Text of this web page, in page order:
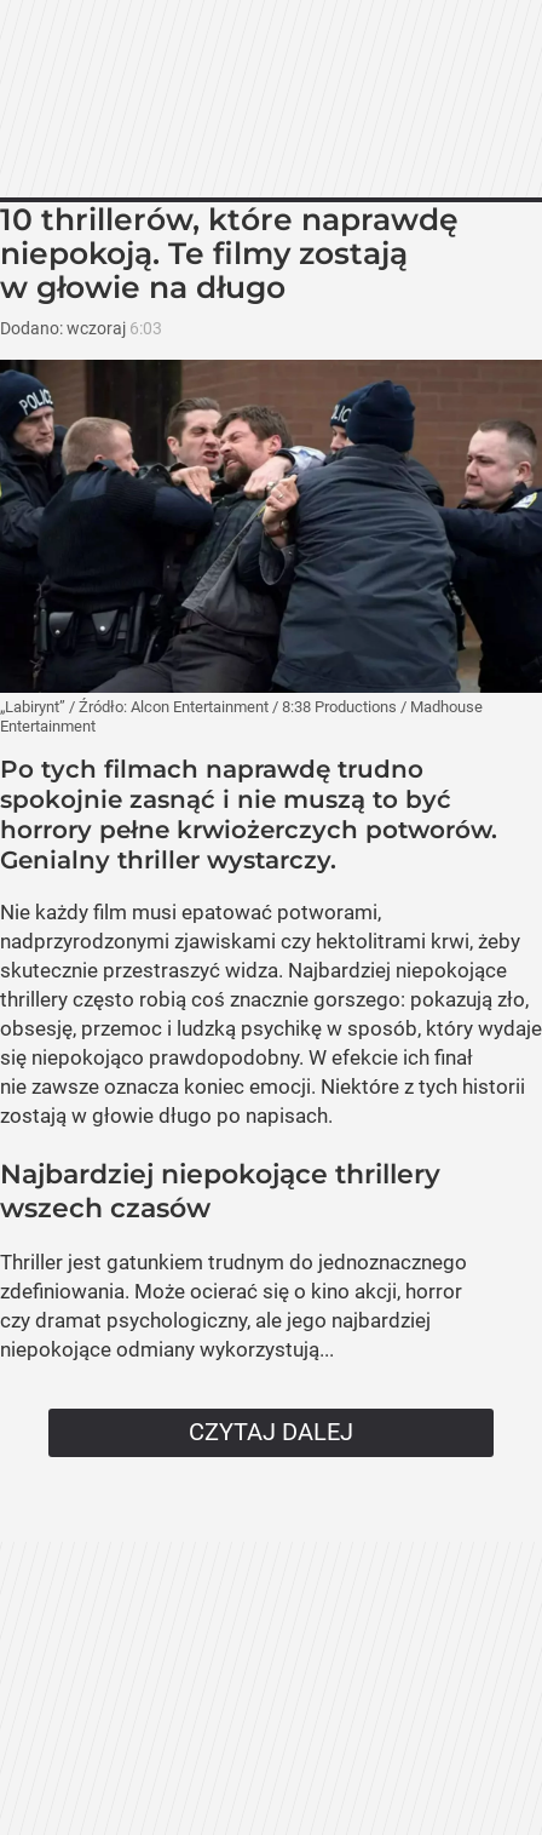
10 thrillerów, które naprawdę
niepokoją. Te filmy zostają
w głowie na długo
Dodano:wczoraj 6:03
„Labirynt” / Źródło: Alcon Entertainment / 8:38 Productions / Madhouse
Entertainment
Po tych filmach naprawdę trudno
spokojnie zasnąć i nie muszą to być
horrory pełne krwiożerczych potworów.
Genialny thriller wystarczy.
Nie każdy film musi epatować potworami,
nadprzyrodzonymi zjawiskami czy hektolitrami krwi, żeby
skutecznie przestraszyć widza. Najbardziej niepokojące
thrillery często robią coś znacznie gorszego: pokazują zło,
obsesję, przemoc i ludzką psychikę w sposób, który wydaje
się niepokojąco prawdopodobny. W efekcie ich finał
nie zawsze oznacza koniec emocji. Niektóre z tych historii
zostają w głowie długo po napisach.
Najbardziej niepokojące thrillery
wszech czasów
Thriller jest gatunkiem trudnym do jednoznacznego
zdefiniowania. Może ocierać się o kino akcji, horror
czy dramat psychologiczny, ale jego najbardziej
niepokojące odmiany wykorzystują...
CZYTAJ DALEJ